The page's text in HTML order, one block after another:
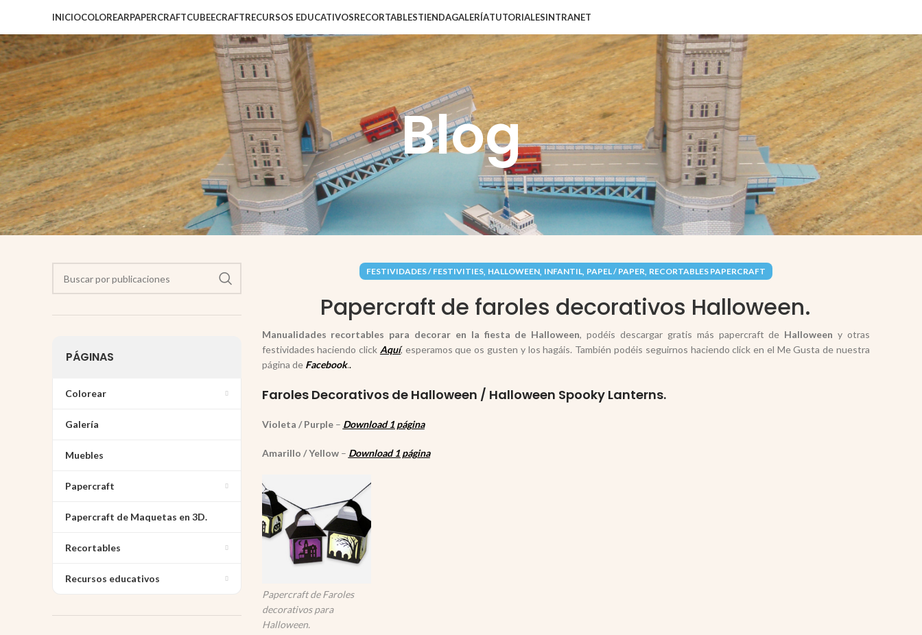
INICIOCOLOREARPAPERCRAFTCUBEECRAFTRECURSOS EDUCATIVOSRECORTABLESTIENDAGALERÍATUTORIALESINTRANET
Blog
FESTIVIDADES / FESTIVITIES, HALLOWEEN, INFANTIL, PAPEL / PAPER, RECORTABLES PAPERCRAFT
Papercraft de faroles decorativos Halloween.
Manualidades recortables para decorar en la fiesta de Halloween, podéis descargar gratis más papercraft de Halloween y otras
festividades haciendo click Aquí, esperamos que os gusten y los hagáis. También podéis seguirnos haciendo click en el Me Gusta de nuestra
página de Facebook..
Faroles Decorativos de Halloween / Halloween Spooky Lanterns.
Violeta / Purple– Download 1 página
Amarillo / Yellow– Download 1 página
Papercraft de Faroles
decorativos para
Halloween.
PÁGINAS
Colorear
Galería
Muebles
Papercraft
Papercraft de Maquetas en 3D.
Recortables
Recursos educativos